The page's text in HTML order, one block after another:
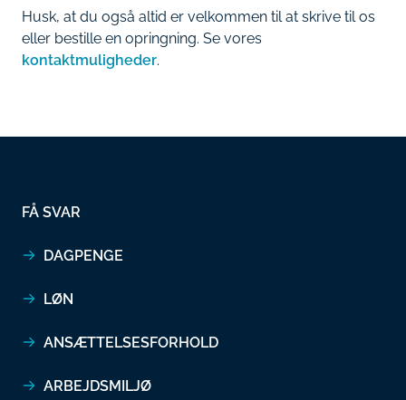
Husk, at du også altid er velkommen til at skrive til os
eller bestille en opringning. Se vores
kontaktmuligheder.
FÅ SVAR
DAGPENGE
LØN
ANSÆTTELSESFORHOLD
ARBEJDSMILJØ